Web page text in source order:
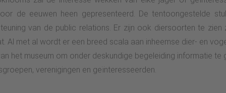
de eeuwen heen gepresenteerd. De tentoongestelde
van de public relations. Er zijn ook diersoorten te
Al met al wordt er een breed scala aan inheemse dier- en
het museum om onder deskundige begeleiding informatie te
verenigingen en geïnteresseerden.